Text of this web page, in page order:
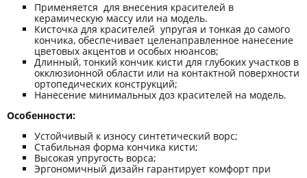
Применяется для внесения красителей в
керамическую массу или на модель.
Кисточка для красителей упругая и тонкая до самого
кончика, обеспечивает целенаправленное нанесение
цветовых акцентов и особых нюансов;
Длинный, тонкий кончик кисти для глубоких участков в
окклюзионной области или на контактной поверхности
ортопедических конструкций;
Нанесение минимальных доз красителей на модель.
Особенности:
Устойчивый к износу синтетический ворс;
Стабильная форма кончика кисти;
Высокая упругость ворса;
Эргономичный дизайн гарантирует комфорт при